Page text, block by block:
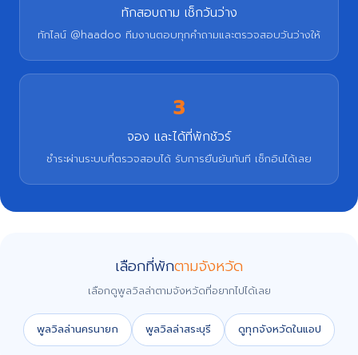
ทักสอบถาม เช็กวันว่าง
ทักไลน์ @haadoo ทีมงานตอบทุกคำถามและตรวจสอบวันว่างให้
3
จอง และได้ที่พักชัวร์
ชำระผ่านระบบที่ตรวจสอบได้ รับการยืนยันทันที เช็กอินได้เลย
เลือกที่พักตามจังหวัด
เลือกดูพูลวิลล่าตามจังหวัดที่อยากไปได้เลย
พูลวิลล่านครนายก พูลวิลล่าสระบุรี ดูทุกจังหวัดในแอป